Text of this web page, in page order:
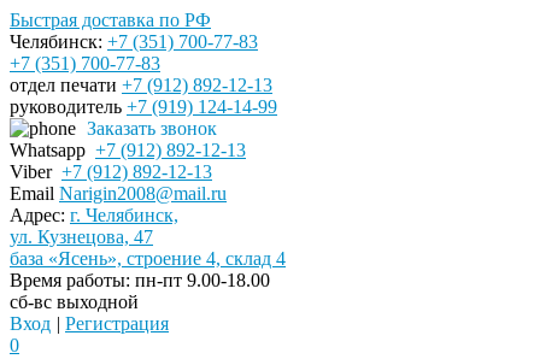
Быстрая доставка по РФ
Челябинск: +7 (351) 700-77-83
+7 (351) 700-77-83
отдел печати +7 (912) 892-12-13
руководитель +7 (919) 124-14-99
Заказать звонок
Whatsapp +7 (912) 892-12-13
Viber +7 (912) 892-12-13
Email Narigin2008@mail.ru
Адрес: г. Челябинск,
ул. Кузнецова, 47
база «Ясень», строение 4, склад 4
Время работы: пн-пт 9.00-18.00
сб-вс выходной
Вход | Регистрация
0